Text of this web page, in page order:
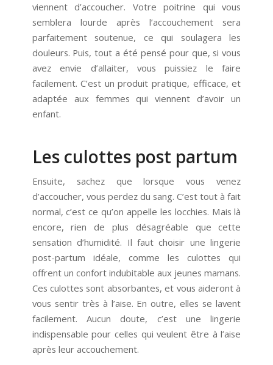
viennent d’accoucher. Votre poitrine qui vous
semblera lourde après l’accouchement sera
parfaitement soutenue, ce qui soulagera les
douleurs. Puis, tout a été pensé pour que, si vous
avez envie d’allaiter, vous puissiez le faire
facilement. C’est un produit pratique, efficace, et
adaptée aux femmes qui viennent d’avoir un
enfant.
Les culottes post partum
Ensuite, sachez que lorsque vous venez
d’accoucher, vous perdez du sang. C’est tout à fait
normal, c’est ce qu’on appelle les locchies. Mais là
encore, rien de plus désagréable que cette
sensation d’humidité. Il faut choisir une lingerie
post-partum idéale, comme les culottes qui
offrent un confort indubitable aux jeunes mamans.
Ces culottes sont absorbantes, et vous aideront à
vous sentir très à l’aise. En outre, elles se lavent
facilement. Aucun doute, c’est une lingerie
indispensable pour celles qui veulent être à l’aise
après leur accouchement.